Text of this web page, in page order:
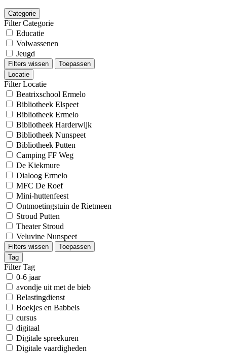
Categorie
Filter Categorie
Educatie
Volwassenen
Jeugd
Filters wissen
Toepassen
Locatie
Filter Locatie
Beatrixschool Ermelo
Bibliotheek Elspeet
Bibliotheek Ermelo
Bibliotheek Harderwijk
Bibliotheek Nunspeet
Bibliotheek Putten
Camping FF Weg
De Kiekmure
Dialoog Ermelo
MFC De Roef
Mini-huttenfeest
Ontmoetingstuin de Rietmeen
Stroud Putten
Theater Stroud
Veluvine Nunspeet
Filters wissen
Toepassen
Tag
Filter Tag
0-6 jaar
avondje uit met de bieb
Belastingdienst
Boekjes en Babbels
cursus
digitaal
Digitale spreekuren
Digitale vaardigheden